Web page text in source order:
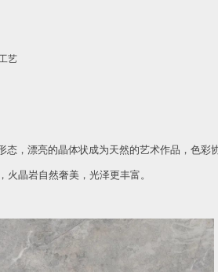
艺
态，漂亮的晶体状成为天然的艺术作品，色彩
晶岩自然奢美，光泽更丰富。